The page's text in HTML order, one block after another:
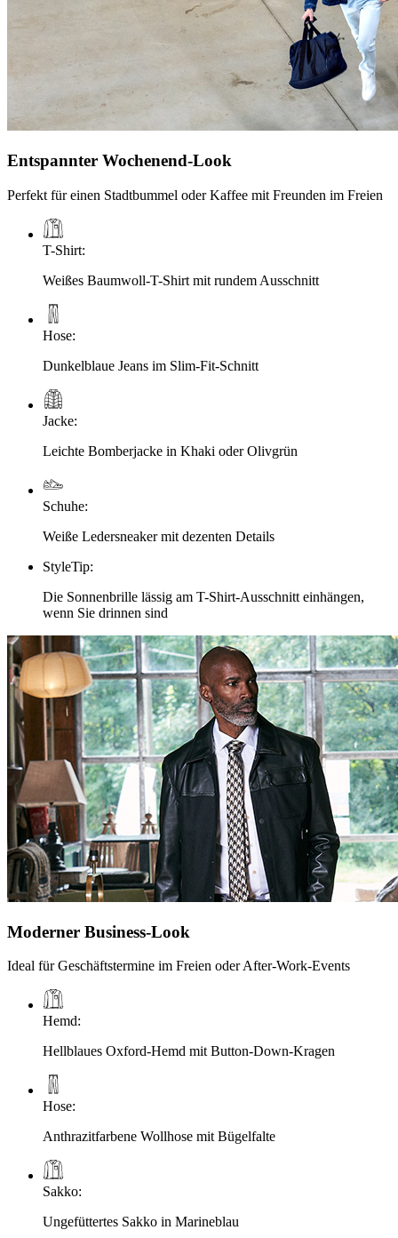
Entspannter Wochenend-Look
Perfekt für einen Stadtbummel oder Kaffee mit Freunden im Freien
T-Shirt:
Weißes Baumwoll-T-Shirt mit rundem Ausschnitt
Hose:
Dunkelblaue Jeans im Slim-Fit-Schnitt
Jacke:
Leichte Bomberjacke in Khaki oder Olivgrün
Schuhe:
Weiße Ledersneaker mit dezenten Details
StyleTip:
Die Sonnenbrille lässig am T-Shirt-Ausschnitt einhängen,
wenn Sie drinnen sind
Moderner Business-Look
Ideal für Geschäftstermine im Freien oder After-Work-Events
Hemd:
Hellblaues Oxford-Hemd mit Button-Down-Kragen
Hose:
Anthrazitfarbene Wollhose mit Bügelfalte
Sakko:
Ungefüttertes Sakko in Marineblau